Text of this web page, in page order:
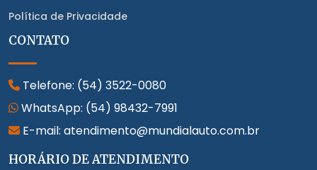
Política de Privacidade
CONTATO
Telefone: (54) 3522-0080
WhatsApp: (54) 98432-7991
E-mail: atendimento@mundialauto.com.br
HORÁRIO DE ATENDIMENTO